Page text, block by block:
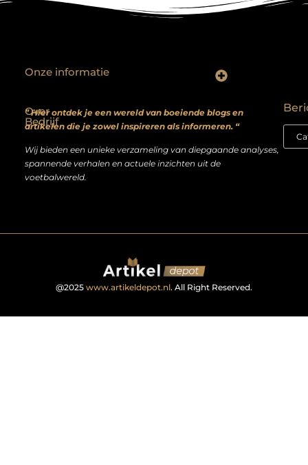
Over
Bedrijf
” Hier ontdek je een wereld van boeiende blogs en
artikelen die je zowel inspireren als informeren. “
Wij bieden een unieke verzameling van diepgaande analyses,
spannende verhalen en actuele inzichten uit de
voetbalwereld.
Onze informatie
@2025 www.artikeldepot.nl. All Right Reserved.